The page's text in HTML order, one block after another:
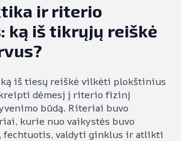
ir riterio
ką iš tikrųjų reiškė
ką iš tiesų reiškė vilkėti plokštinius
dėmesį į riterio fizinį
būdą. Riteriai buvo
kurie nuo vaikystės buvo
fechtuotis, valdyti ginklus ir atlikti